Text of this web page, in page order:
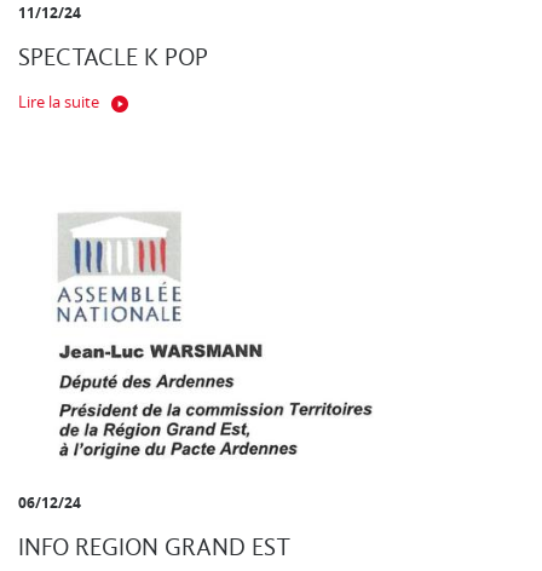
11/12/24
SPECTACLE K POP
Lire la suite
06/12/24
INFO REGION GRAND EST